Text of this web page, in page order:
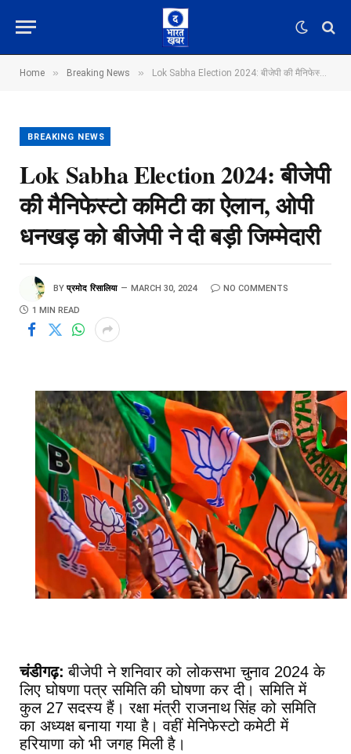
Home » Breaking News » Lok Sabha Election 2024: बीजेपी की मैनिफेस्टो कमिटी का ऐलान, ओपी धनखड़ को बीजेपी ने दी बड़ी जिम्मेदारी
BREAKING NEWS
Lok Sabha Election 2024: बीजेपी
की मैनिफेस्टो कमिटी का ऐलान, ओपी
धनखड़ को बीजेपी ने दी बड़ी जिम्मेदारी
BY प्रमोद रिसालिया MARCH 30, 2024 NO COMMENTS
1 MIN READ
चंडीगढ़: बीजेपी ने शनिवार को लोकसभा चुनाव 2024 के
लिए घोषणा पत्र समिति की घोषणा कर दी। समिति में
कुल 27 सदस्य हैं। रक्षा मंत्री राजनाथ सिंह को समिति
का अध्यक्ष बनाया गया है। वहीं मेनिफेस्टो कमेटी में
हरियाणा को भी जगह मिली है।